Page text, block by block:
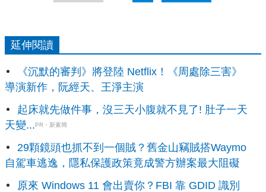
延伸閱讀
《沉默的審判》將登陸 Netflix！《周處除三害》
導演新作，阮經天、王淨主演
起床就先做件事，沒三天小腹就不見了! 肚子一天
天變...PR・新素簡
29顆鏡頭也抓不到一個賊？舊金山竊賊搭Waymo
自駕車逃逸，隱私保護政策竟成警方辦案最大阻礙
原來 Windows 11 會出賣你？FBI 靠 GDID 識別